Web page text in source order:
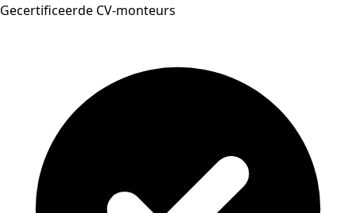
Gecertificeerde CV-monteurs